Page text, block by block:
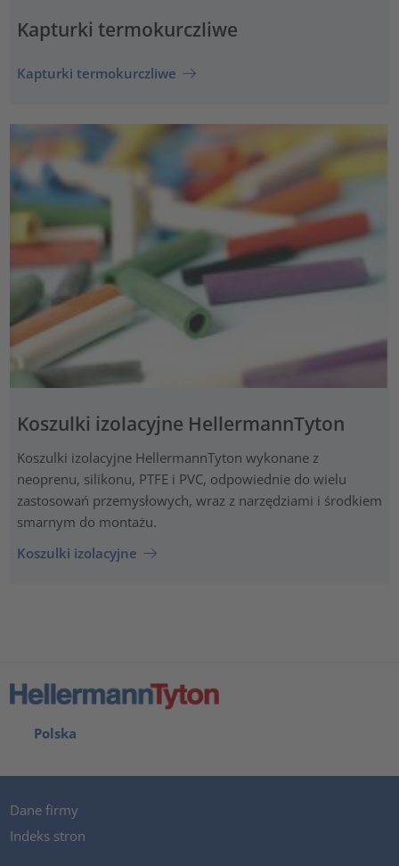
Kapturki termokurczliwe
Kapturki termokurczliwe
Koszulki izolacyjne HellermannTyton
Koszulki izolacyjne HellermannTyton wykonane z
neoprenu, silikonu, PTFE i PVC, odpowiednie do wielu
zastosowań przemysłowych, wraz z narzędziami i środkiem
smarnym do montażu.
Koszulki izolacyjne
Polska
Dane firmy
Indeks stron